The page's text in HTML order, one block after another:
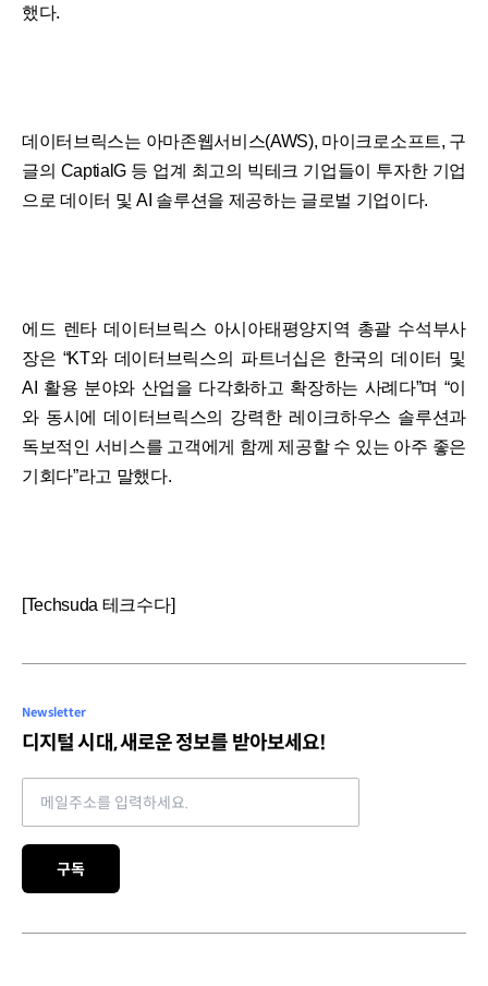
했다.
데이터브릭스는 아마존웹서비스(AWS), 마이크로소프트, 구
글의 CaptialG 등 업계 최고의 빅테크 기업들이 투자한 기업
으로 데이터 및 AI 솔루션을 제공하는 글로벌 기업이다.
에드 렌타 데이터브릭스 아시아태평양지역 총괄 수석부사
장은 “KT와 데이터브릭스의 파트너십은 한국의 데이터 및
AI 활용 분야와 산업을 다각화하고 확장하는 사례다”며 “이
와 동시에 데이터브릭스의 강력한 레이크하우스 솔루션과
독보적인 서비스를 고객에게 함께 제공할 수 있는 아주 좋은
기회다”라고 말했다.
[Techsuda 테크수다]
Newsletter
디지털 시대, 새로운 정보를 받아보세요!
구독